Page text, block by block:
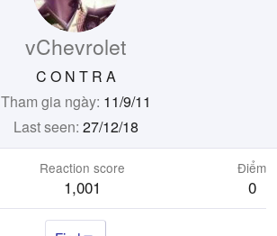
vChevrolet
C O N T R A
Tham gia ngày 11/9/11
Last seen 27/12/18
Reaction score
1,001
Điểm
0